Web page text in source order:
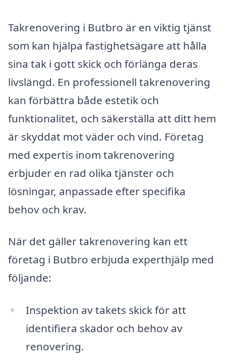
Takrenovering i Butbro är en viktig tjänst
som kan hjälpa fastighetsägare att hålla
sina tak i gott skick och förlänga deras
livslängd. En professionell takrenovering
kan förbättra både estetik och
funktionalitet, och säkerställa att ditt hem
är skyddat mot väder och vind. Företag
med expertis inom takrenovering
erbjuder en rad olika tjänster och
lösningar, anpassade efter specifika
behov och krav.
När det gäller takrenovering kan ett
företag i Butbro erbjuda experthjälp med
följande:
Inspektion av takets skick för att
identifiera skador och behov av
renovering.